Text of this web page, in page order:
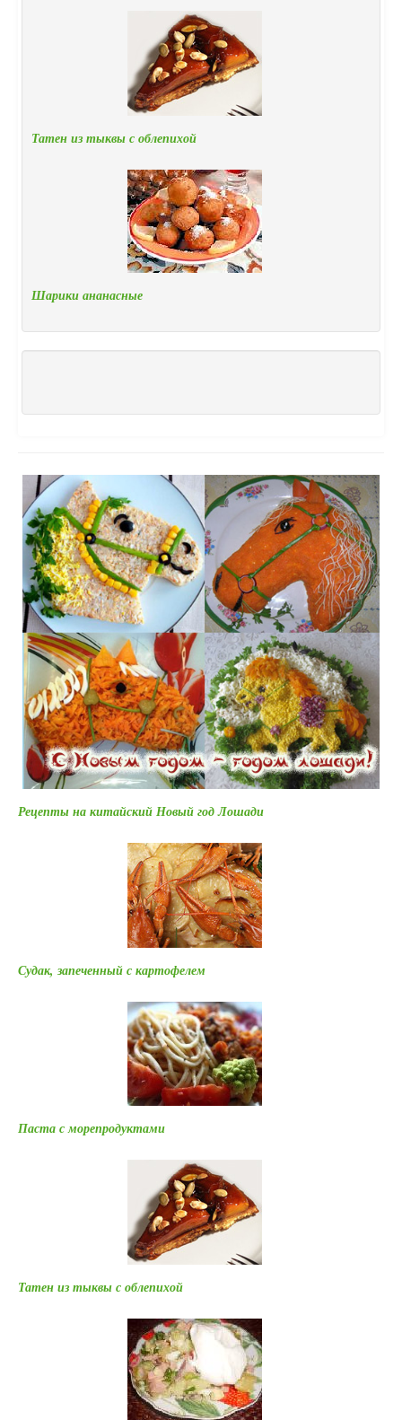
Татен из тыквы с облепихой
Шарики ананасные
Рецепты на китайский Новый год Лошади
Судак, запеченный с картофелем
Паста с морепродуктами
Татен из тыквы с облепихой